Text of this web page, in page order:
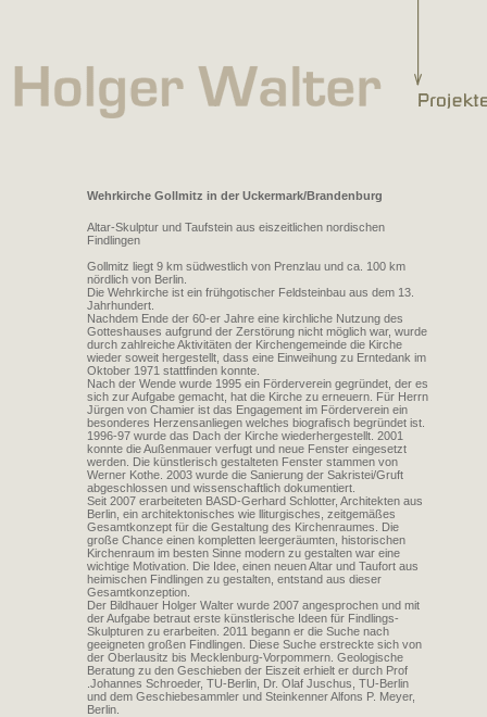
Wehrkirche Gollmitz in der Uckermark/Brandenburg
Altar-Skulptur und Taufstein aus eiszeitlichen nordischen
Findlingen
Gollmitz liegt 9 km südwestlich von Prenzlau und ca. 100 km
nördlich von Berlin.
Die Wehrkirche ist ein frühgotischer Feldsteinbau aus dem 13.
Jahrhundert.
Nachdem Ende der 60-er Jahre eine kirchliche Nutzung des
Gotteshauses aufgrund der Zerstörung nicht möglich war, wurde
durch zahlreiche Aktivitäten der Kirchengemeinde die Kirche
wieder soweit hergestellt, dass eine Einweihung zu Erntedank im
Oktober 1971 stattfinden konnte.
Nach der Wende wurde 1995 ein Förderverein gegründet, der es
sich zur Aufgabe gemacht, hat die Kirche zu erneuern. Für Herrn
Jürgen von Chamier ist das Engagement im Förderverein ein
besonderes Herzensanliegen welches biografisch begründet ist.
1996-97 wurde das Dach der Kirche wiederhergestellt. 2001
konnte die Außenmauer verfugt und neue Fenster eingesetzt
werden. Die künstlerisch gestalteten Fenster stammen von
Werner Kothe. 2003 wurde die Sanierung der Sakristei/Gruft
abgeschlossen und wissenschaftlich dokumentiert.
Seit 2007 erarbeiteten BASD-Gerhard Schlotter, Architekten aus
Berlin, ein architektonisches wie lliturgisches, zeitgemäßes
Gesamtkonzept für die Gestaltung des Kirchenraumes. Die
große Chance einen kompletten leergeräumten, historischen
Kirchenraum im besten Sinne modern zu gestalten war eine
wichtige Motivation. Die Idee, einen neuen Altar und Taufort aus
heimischen Findlingen zu gestalten, entstand aus dieser
Gesamtkonzeption.
Der Bildhauer Holger Walter wurde 2007 angesprochen und mit
der Aufgabe betraut erste künstlerische Ideen für Findlings-
Skulpturen zu erarbeiten. 2011 begann er die Suche nach
geeigneten großen Findlingen. Diese Suche erstreckte sich von
der Oberlausitz bis Mecklenburg-Vorpommern. Geologische
Beratung zu den Geschieben der Eiszeit erhielt er durch Prof
.Johannes Schroeder, TU-Berlin, Dr. Olaf Juschus, TU-Berlin
und dem Geschiebesammler und Steinkenner Alfons P. Meyer,
Berlin.